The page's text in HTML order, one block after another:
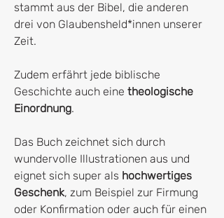
stammt aus der Bibel, die anderen
drei von Glaubensheld*innen unserer
Zeit.
Zudem erfährt jede biblische
Geschichte auch eine theologische
Einordnung.
Das Buch zeichnet sich durch
wundervolle Illustrationen aus und
eignet sich super als hochwertiges
Geschenk, zum Beispiel zur Firmung
oder Konfirmation oder auch für einen